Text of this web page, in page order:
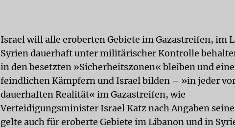
Israel will alle eroberten Gebiete im Gazastreifen, im
Syrien dauerhaft unter militärischer Kontrolle
in den besetzten »Sicherheitszonen« bleiben und
feindlichen Kämpfern und Israel bilden – »in jeder
dauerhaften Realität« im Gazastreifen, wie
Verteidigungsminister Israel Katz nach Angaben
gelte auch für eroberte Gebiete im Libanon und in